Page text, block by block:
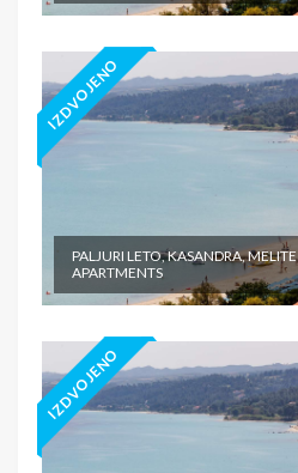
IZDVOJENO
PALJURI LETO, KASANDRA,
APARTMENTS
IZDVOJENO